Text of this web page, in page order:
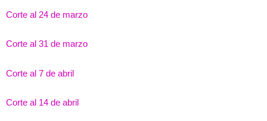
Corte al 24 de marzo
Corte al 31 de marzo
Corte al 7 de abril
Corte al 14 de abril